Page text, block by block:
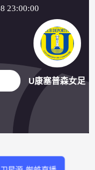
23:00:00
U康塞普森女足